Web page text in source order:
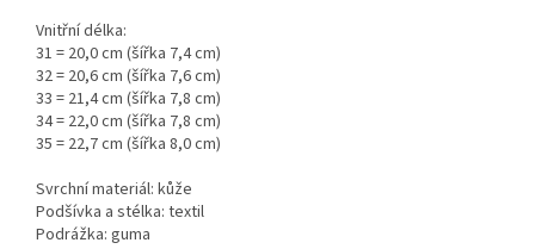
Vnitřní délka:
31 = 20,0 cm (šířka 7,4 cm)
32 = 20,6 cm (šířka 7,6 cm)
33 = 21,4 cm (šířka 7,8 cm)
34 = 22,0 cm (šířka 7,8 cm)
35 = 22,7 cm (šířka 8,0 cm)
Svrchní materiál: kůže
Podšívka a stélka: textil
Podrážka: guma